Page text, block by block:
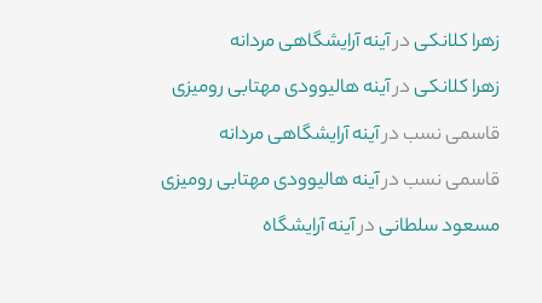
زهرا کلانکیدرآینه آرایشگاهی مردانه
زهرا کلانکیدرآینه هالیوودی مهتابی رومیزی
قاسمی نسبدرآینه آرایشگاهی مردانه
قاسمی نسبدرآینه هالیوودی مهتابی رومیزی
مسعود سلطانیدرآینه آرایشگاه